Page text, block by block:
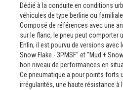
Dédié à la conduite en conditions
véhicules de type berline ou familiale.
Composé de références avec une
sur le flanc, le pneu peut comporter
Enfin, il est pourvu de versions avec
Snow Flake - 3PMSF" et "Mud +
bon niveau de performances en
Ce pneumatique a pour points forts
irrégularités, une haute résistance à